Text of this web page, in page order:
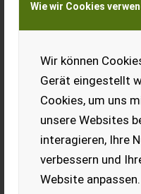
Wie wir Cookies
Wir können
Gerät eingestellt
Cookies, um uns
unsere Websites
interagieren, Ihre
verbessern und
Website anpassen.
Transport von
KEINE